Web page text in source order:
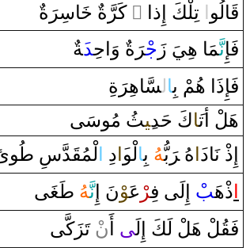
قَ‍‍الُو ‌ تِلْكَ ‌إِ‌ذ‌ا‌ ‌ ً ‌ كَ‍رَّ ةٌ خَ‍‍اسِ‍رَ ةٌ
فَإِنَّ‍‍مَا‌ هِيَ ‌زَ جْ‍رَ ة ‌ ‌وَ‌احِ‍‍د‍َ‍ةٌ
فَإِ‌ذَ‌ا‌ هُمْ بِ‍ال‍‍سَّاهِ‍رَ ةِ
هَلْ ‌أت‍‍َ‍اكَ حَد‍ِ‍ي‍‍ثُ مُوسَى
إِ‌ذْ‌ نَا‌د هُ ‌‍رَبُّ‍‍هُ بِ‍الْو ‌دِ‌ لْمُ‍‍قَ‍‍دَّسِ طُ‍
‌ذْهَ‍‍ب ْ ‌إِلَى‌ فِ‍‍ر ْعَ‍‍وْنَ ‌إِنَّ‍‍هُ طَ‍‍غَ‍‍ى
فَ‍قُ‍‍لْ هَلْ لَكَ ‌إِلَ‍‍ى ن ْ تَزَكَّى